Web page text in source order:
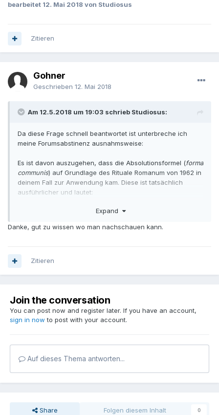
bearbeitet 12. Mai 2018 von Studiosus
Zitieren
Gohner
Geschrieben 12. Mai 2018
Am 12.5.2018 um 19:03 schrieb Studiosus:
Da diese Frage schnell beantwortet ist unterbreche ich
meine Forumsabstinenz ausnahmsweise:
Es ist davon auszugehen, dass die Absolutionsformel (forma
communis) auf Grundlage des Rituale Romanum von 1962 in
deinem Fall zur Anwendung kam. Diese ist tatsächlich
ausführlicher und lautet:
Dominus noster Jesus Christus te absolvat: et ego
excommunicationis, (suspensionis*), et interdicti, in quantum
Zur zweiten Frage: Der schematische Ablauf der Beichte
findet sich ebenfalls im bereits erwähnten Rituale Romanum
Expand
Danke, gut zu wissen wo man nachschauen kann.
Zitieren
Join the conversation
You can post now and register later. If you have an account,
sign in now to post with your account.
Auf dieses Thema antworten...
Share Folgen diesem Inhalt 0